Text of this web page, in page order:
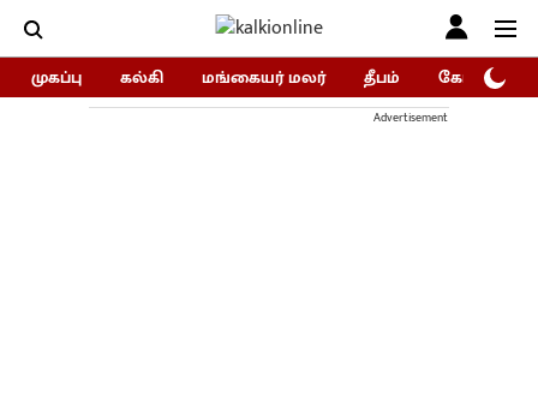
முகப்பு கல்கி மங்கையர் மலர் தீபம் கோகுலம்/
Advertisement